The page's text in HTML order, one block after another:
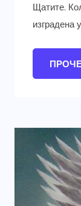
Щатите.
изградена